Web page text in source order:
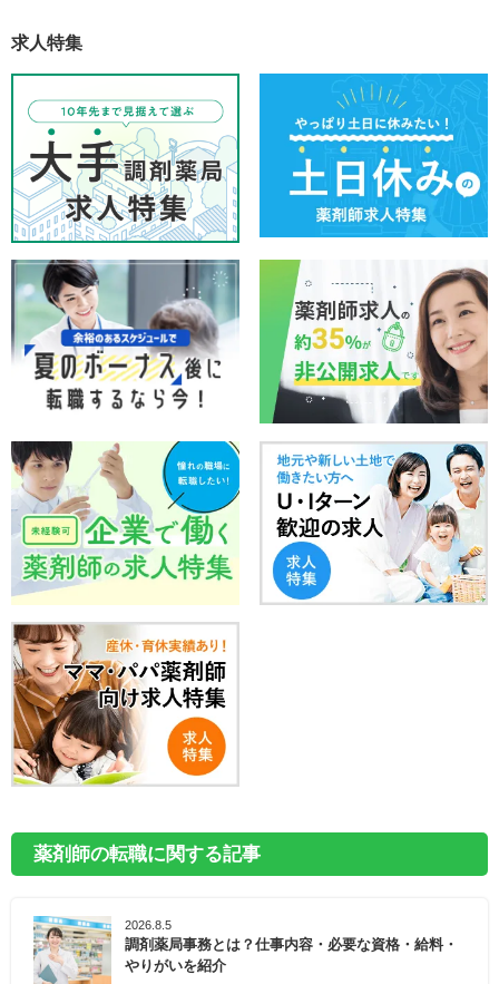
求人特集
薬剤師の転職に関する記事
2026.8.5
調剤薬局事務とは？仕事内容・必要な資格・給料・
やりがいを紹介